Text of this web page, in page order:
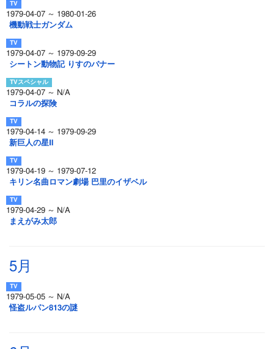
1979-04-07 ～ 1980-01-26
機動戦士ガンダム
1979-04-07 ～ 1979-09-29
シートン動物記 りすのバナー
1979-04-07 ～ N/A
コラルの探険
1979-04-14 ～ 1979-09-29
新巨人の星Ⅱ
1979-04-19 ～ 1979-07-12
キリン名曲ロマン劇場 巴里のイザベル
1979-04-29 ～ N/A
まえがみ太郎
5月
1979-05-05 ～ N/A
怪盗ルパン813の謎